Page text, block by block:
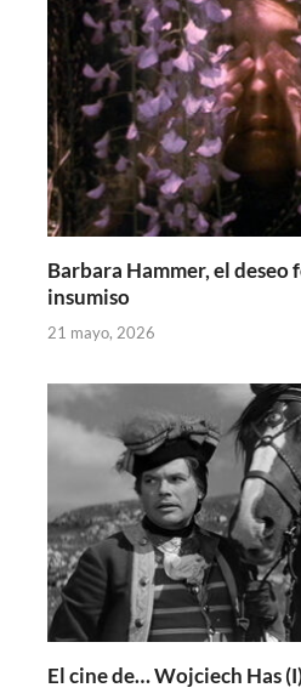
Barbara Hammer, el deseo
insumiso
21 mayo, 2026
El cine de… Wojciech Has